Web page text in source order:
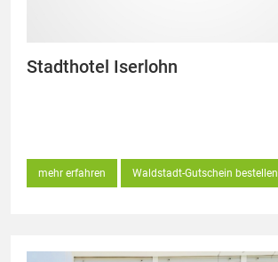
Stadthotel Iserlohn
mehr erfahren Waldstadt-Gutschein bestellen